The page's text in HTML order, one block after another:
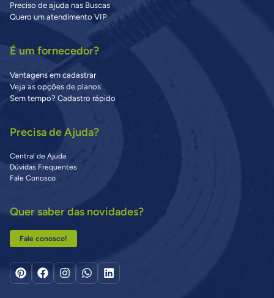
Preciso de ajuda nas Buscas
Quero um atendimento VIP
É um fornecedor?
Vantagens em cadastrar
Veja as opções de planos
Sem tempo? Cadastro rápido
Precisa de Ajuda?
Central de Ajuda
Dúvidas Frequentes
Fale Conosco
Quer saber das novidades?
Fale conosco!